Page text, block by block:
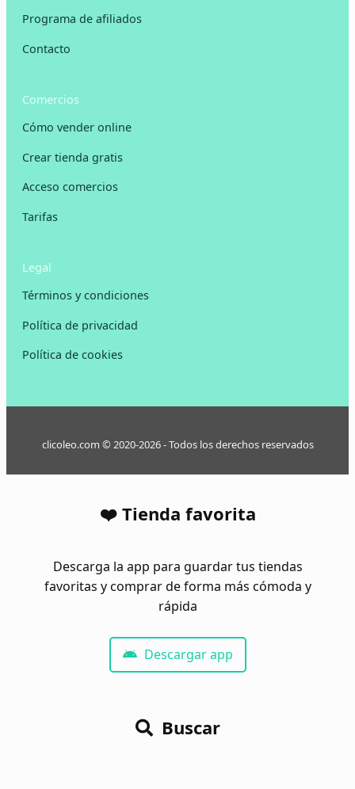
Programa de afiliados
Contacto
Comercios
Cómo vender online
Crear tienda gratis
Acceso comercios
Tarifas
Legal
Términos y condiciones
Política de privacidad
Política de cookies
clicoleo.com © 2020-2026 - Todos los derechos reservados
❤️ Tienda favorita
Descarga la app para guardar tus tiendas
favoritas y comprar de forma más cómoda y
rápida
Descargar app
Buscar